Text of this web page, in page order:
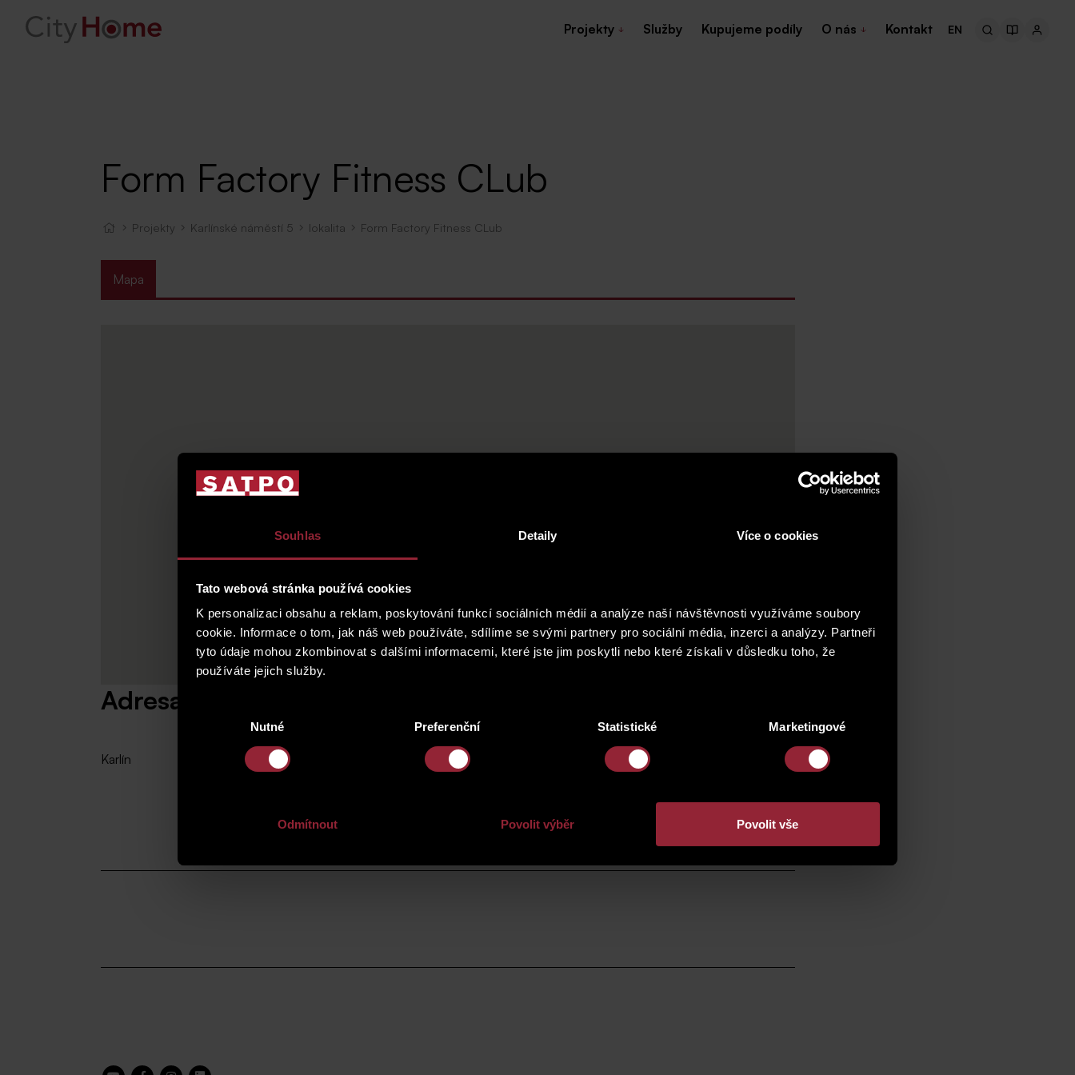
Souhlas Detaily Více o cookies
Tato webová stránka používá cookies
K personalizaci obsahu a reklam, poskytování funkcí sociálních médií a analýze naší návštěvnosti využíváme soubory
cookie. Informace o tom, jak náš web používáte, sdílíme se svými partnery pro sociální média, inzerci a analýzy. Partneři
tyto údaje mohou zkombinovat s dalšími informacemi, které jste jim poskytli nebo které získali v důsledku toho, že
používáte jejich služby.
Výběr
Nutné Preferenční Statistické Marketingové
Odmítnout Povolit výběr Povolit vše
Projekty Služby Kupujeme podíly O nás Kontakt EN
Form Factory Fitness CLub
Projekty Karlínské náměstí 5 lokalita Form Factory Fitness CLub
Mapa
Adresa
Karlín